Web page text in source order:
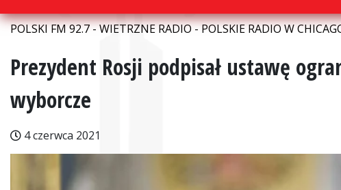
POLSKI FM 92.7 - WIETRZNE RADIO - POLSKIE RADIO W
Prezydent Rosji podpisał ustawę
wyborcze
4 czerwca 2021